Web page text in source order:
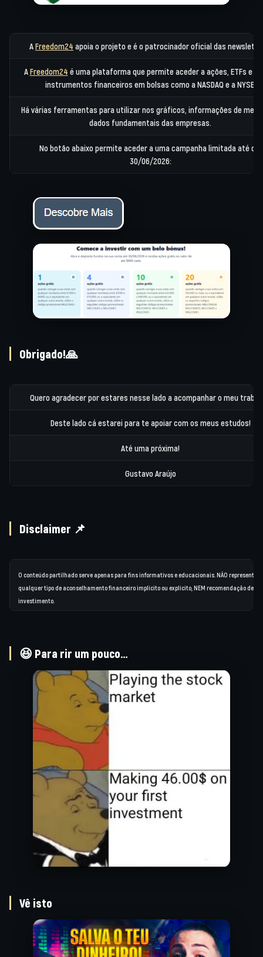
AFreedom24 apoia o projeto e é o patrocinador oficial das
AFreedom24 é uma plataforma que permite aceder a ações, ETFs e
instrumentos financeiros em bolsas como a NASDAQ e a NYSE.
Há várias ferramentas para utilizar nos gráficos, informações de
dados fundamentais das empresas.
No botão abaixo permite aceder a uma campanha limitada até dia
30/06/2026:
Obrigado!🙏
Quero agradecer por estares nesse lado a acompanhar o meu
Deste lado cá estarei para te apoiar com os meus estudos!
Até uma próxima!
Gustavo Araújo
Disclaimer 📌
O conteúdo partilhado serve apenas para fins informativos e educacionais. NÃO representa
qualquer tipo de aconselhamento financeiro implícito ou explícito, NEM recomendação de
investimento.
😆 Para rir um pouco…
Vê isto